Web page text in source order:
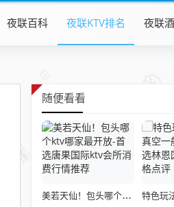
夜联百科 夜联KTV排名 夜联
随便看看
美若天仙！包头哪个ktv哪家最开放-首选唐果国际ktv会所消费行情推荐